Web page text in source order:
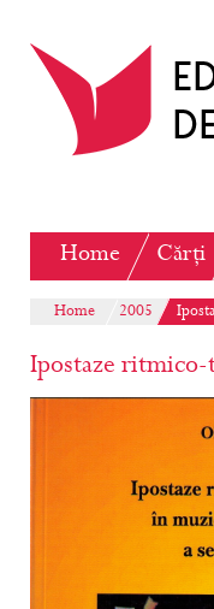
Home Cărți
Home 2005
Ipostaze